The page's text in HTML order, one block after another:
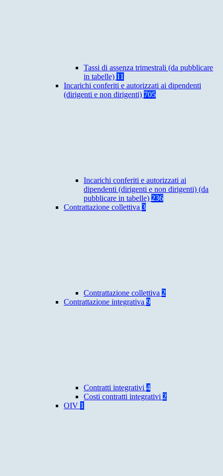
Tassi di assenza trimestrali (da pubblicare
in tabelle) 11
Incarichi conferiti e autorizzati ai dipendenti
(dirigenti e non dirigenti) 705
Incarichi conferiti e autorizzati ai
dipendenti (dirigenti e non dirigenti) (da
pubblicare in tabelle) 236
Contrattazione collettiva 3
Contrattazione collettiva 2
Contrattazione integrativa 9
Contratti integrativi 4
Costi contratti integrativi 2
OIV 1